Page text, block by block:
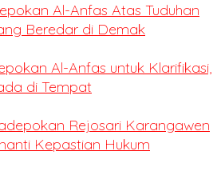
Al-Anfas Atas Tuduhan
Beredar di Demak
Al-Anfas untuk Klarifikasi,
di Tempat
Rejosari Karangawen
Kepastian Hukum